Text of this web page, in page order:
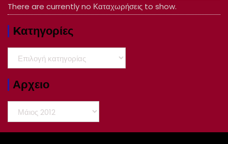
There are currently no Καταχωρήσεις to show.
Kατηγορίες
Αρχειο